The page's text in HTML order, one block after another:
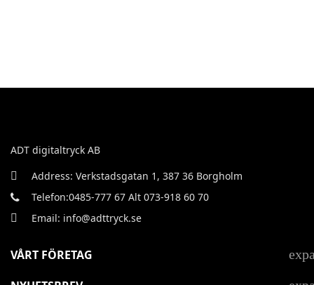
ADT digitaltryck AB
Address: Verkstadsgatan 1, 387 36 Borgholm
Telefon:0485-777 67 Alt 073-918 60 70
Email: info@adttryck.se
VÅRT FÖRETAG